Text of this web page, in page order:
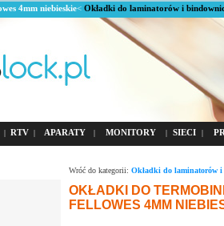
4mm niebieskie< Okładki do laminatorów i
| RTV | APARATY | MONITORY | SIECI |
Wróć do kategorii: Okładki do laminatorów
OKŁADKI DO
FELLOWES 4MM